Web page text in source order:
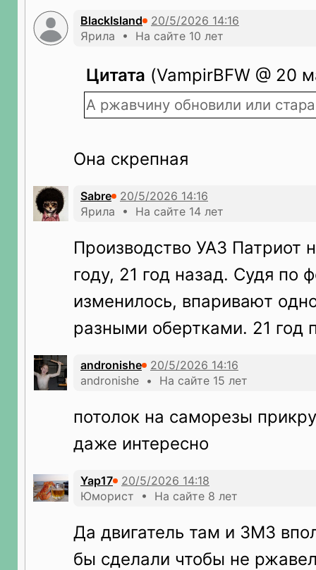
BlackIsland
Ярила • На сайте 10 лет
Цитата (VampirBFW @ 20
А ржавчину обновили или
Она скрепная
Sabre
Ярила • На сайте 14 лет
Производство УАЗ Патриот
году, 21 год назад. Судя по
изменилось, впаривают
разными обертками. 21 год
andronishe
andronishe • На сайте 15 лет
потолок на саморезы
даже интересно
Yap17
Юморист • На сайте 8 лет
Да двигатель там и ЗМЗ
бы сделали чтобы не